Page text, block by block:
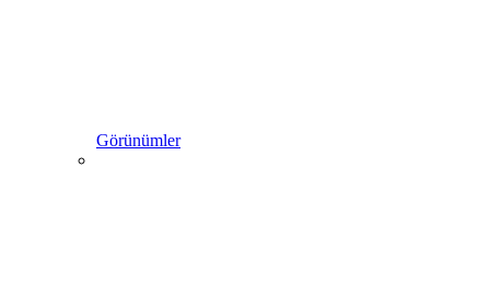
Görünümler